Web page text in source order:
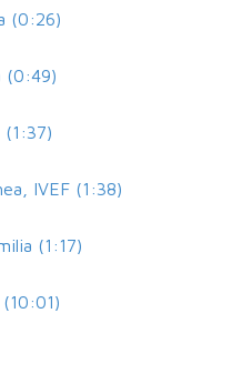
(0:26)
(0:49)
IVEF (1:38)
(1:17)